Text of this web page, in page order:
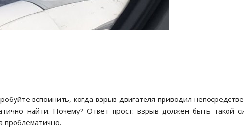
вспомнить, когда взрыв двигателя приводил
найти. Почему? Ответ прост: взрыв должен быть такой
проблематично.